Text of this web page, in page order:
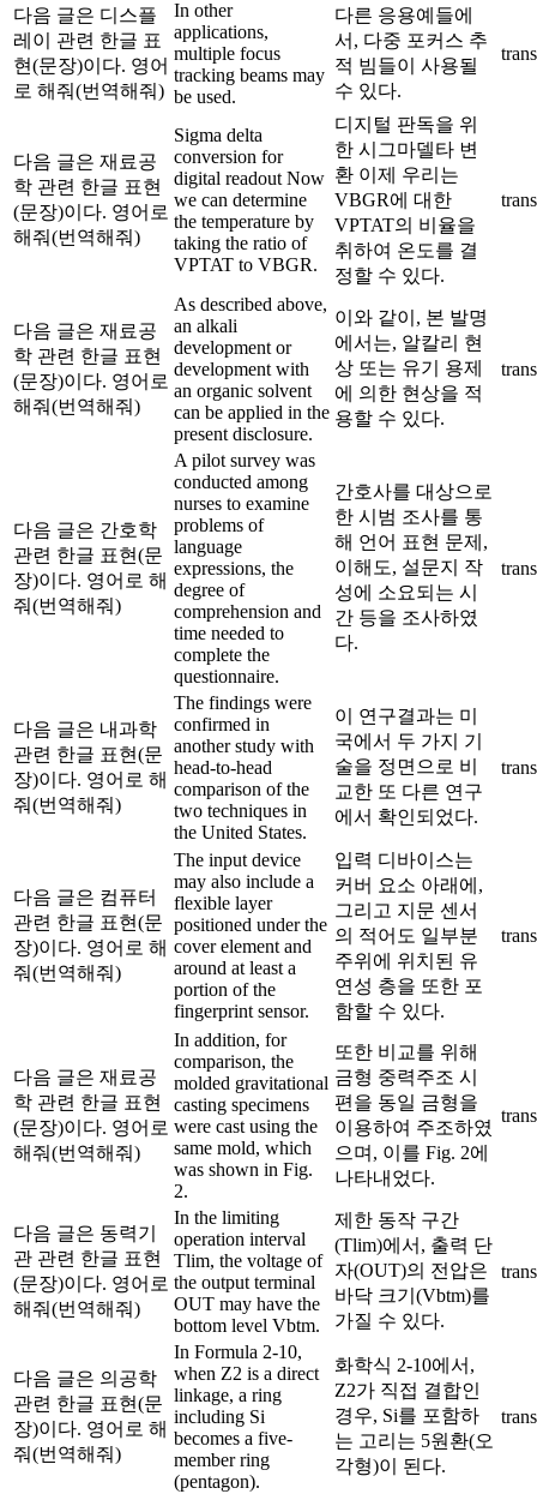
다음 글은 디스플
레이 관련 한글 표
현(문장)이다. 영어
로 해줘(번역해줘)
In other
applications,
multiple focus
tracking beams may
be used.
다른 응용예들에
서, 다중 포커스 추
적 빔들이 사용될
수 있다.
다음 글은 재료공
학 관련 한글 표현
(문장)이다. 영어로
해줘(번역해줘)
Sigma delta
conversion for
digital readout Now
we can determine
the temperature by
taking the ratio of
VPTAT to VBGR.
디지털 판독을 위
한 시그마델타 변
환 이제 우리는
VBGR에 대한
VPTAT의 비율을
취하여 온도를 결
정할 수 있다.
다음 글은 재료공
학 관련 한글 표현
(문장)이다. 영어로
해줘(번역해줘)
As described above,
an alkali
development or
development with
an organic solvent
can be applied in the
present disclosure.
이와 같이, 본 발명
에서는, 알칼리 현
상 또는 유기 용제
에 의한 현상을 적
용할 수 있다.
다음 글은 간호학
관련 한글 표현(문
장)이다. 영어로 해
줘(번역해줘)
A pilot survey was
conducted among
nurses to examine
problems of
language
expressions, the
degree of
comprehension and
time needed to
complete the
questionnaire.
간호사를 대상으로
한 시범 조사를 통
해 언어 표현 문제,
이해도, 설문지 작
성에 소요되는 시
간 등을 조사하였
다.
다음 글은 내과학
관련 한글 표현(문
장)이다. 영어로 해
줘(번역해줘)
The findings were
confirmed in
another study with
head-to-head
comparison of the
two techniques in
the United States.
이 연구결과는 미
국에서 두 가지 기
술을 정면으로 비
교한 또 다른 연구
에서 확인되었다.
다음 글은 컴퓨터
관련 한글 표현(문
장)이다. 영어로 해
줘(번역해줘)
The input device
may also include a
flexible layer
positioned under the
cover element and
around at least a
portion of the
fingerprint sensor.
입력 디바이스는
커버 요소 아래에,
그리고 지문 센서
의 적어도 일부분
주위에 위치된 유
연성 층을 또한 포
함할 수 있다.
다음 글은 재료공
학 관련 한글 표현
(문장)이다. 영어로
해줘(번역해줘)
In addition, for
comparison, the
molded gravitational
casting specimens
were cast using the
same mold, which
was shown in Fig.
2.
또한 비교를 위해
금형 중력주조 시
편을 동일 금형을
이용하여 주조하였
으며, 이를 Fig. 2에
나타내었다.
다음 글은 동력기
관 관련 한글 표현
(문장)이다. 영어로
해줘(번역해줘)
In the limiting
operation interval
Tlim, the voltage of
the output terminal
OUT may have the
bottom level Vbtm.
제한 동작 구간
(Tlim)에서, 출력 단
자(OUT)의 전압은
바닥 크기(Vbtm)를
가질 수 있다.
다음 글은 의공학
관련 한글 표현(문
장)이다. 영어로 해
줘(번역해줘)
In Formula 2-10,
when Z2 is a direct
linkage, a ring
including Si
becomes a five-
member ring
(pentagon).
화학식 2-10에서,
Z2가 직접 결합인
경우, Si를 포함하
는 고리는 5원환(오
각형)이 된다.